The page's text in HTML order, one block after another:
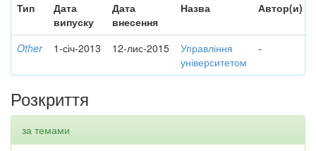
Тип
Дата
випуску
Дата
внесення
Назва Автор(и)
Other 1-січ-2013 12-лис-2015
Управління
університетом
-
Розкриття
за темами